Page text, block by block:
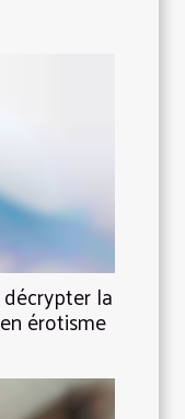
la
érotisme